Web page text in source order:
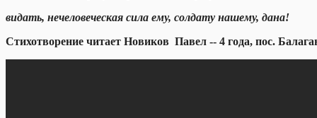
видать, нечеловеческая сила ему, солдату нашему, дана!
Стихотворение читает Новиков Павел -- 4 года, пос.